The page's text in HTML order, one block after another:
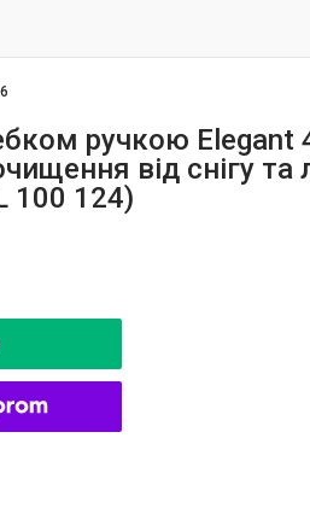
ручкою Elegant
від снігу та
100 124)